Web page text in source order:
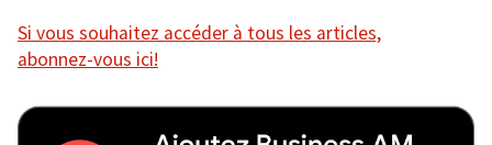
Si vous souhaitez accéder à tous les articles,
abonnez-vous ici!